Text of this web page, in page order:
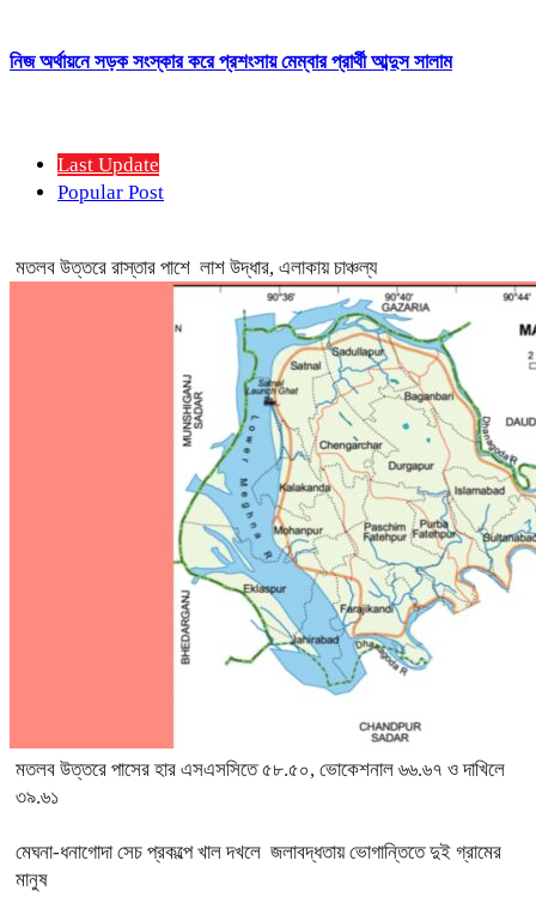
নিজ অর্থায়নে সড়ক সংস্কার করে প্রশংসায় মেম্বার প্রার্থী আব্দুস সালাম
Last Update
Popular Post
মতলব উত্তরে রাস্তার পাশে লাশ উদ্ধার, এলাকায় চাঞ্চল্য
মতলব উত্তরে পাসের হার এসএসসিতে ৫৮.৫০, ভোকেশনাল ৬৬.৬৭ ও দাখিলে
৩৯.৬১
মেঘনা-ধনাগোদা সেচ প্রকল্পে খাল দখলে জলাবদ্ধতায় ভোগান্তিতে দুই গ্রামের
মানুষ